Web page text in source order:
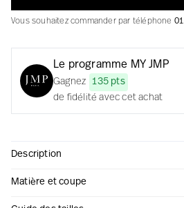
Vous souhaitez commander par téléphone
Le programme MY JMP
Gagnez
135 pts
de fidélité avec cet achat
Description
Matière et coupe